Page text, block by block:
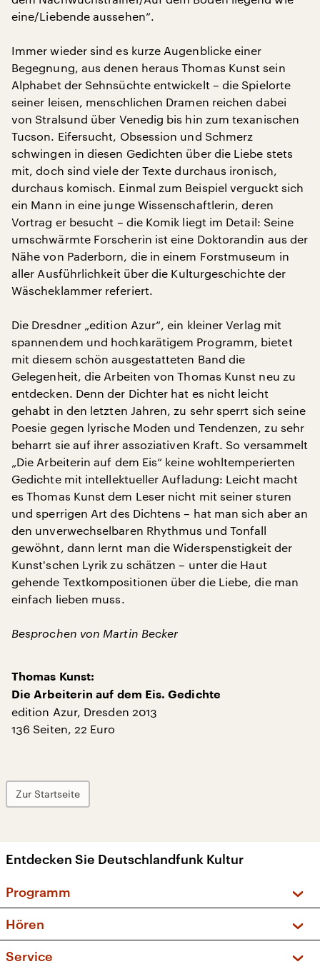
eine/Liebende aussehen“.
Immer wieder sind es kurze Augenblicke einer
Begegnung, aus denen heraus Thomas Kunst sein
Alphabet der Sehnsüchte entwickelt – die Spielorte
seiner leisen, menschlichen Dramen reichen dabei
von Stralsund über Venedig bis hin zum texanischen
Tucson. Eifersucht, Obsession und Schmerz
schwingen in diesen Gedichten über die Liebe stets
mit, doch sind viele der Texte durchaus ironisch,
durchaus komisch. Einmal zum Beispiel verguckt sich
ein Mann in eine junge Wissenschaftlerin, deren
Vortrag er besucht – die Komik liegt im Detail: Seine
umschwärmte Forscherin ist eine Doktorandin aus der
Nähe von Paderborn, die in einem Forstmuseum in
aller Ausführlichkeit über die Kulturgeschichte der
Wäscheklammer referiert.
Die Dresdner „edition Azur“, ein kleiner Verlag mit
spannendem und hochkarätigem Programm, bietet
mit diesem schön ausgestatteten Band die
Gelegenheit, die Arbeiten von Thomas Kunst neu zu
entdecken. Denn der Dichter hat es nicht leicht
gehabt in den letzten Jahren, zu sehr sperrt sich seine
Poesie gegen lyrische Moden und Tendenzen, zu sehr
beharrt sie auf ihrer assoziativen Kraft. So versammelt
„Die Arbeiterin auf dem Eis“ keine wohltemperierten
Gedichte mit intellektueller Aufladung: Leicht macht
es Thomas Kunst dem Leser nicht mit seiner sturen
und sperrigen Art des Dichtens – hat man sich aber an
den unverwechselbaren Rhythmus und Tonfall
gewöhnt, dann lernt man die Widerspenstigkeit der
Kunst'schen Lyrik zu schätzen – unter die Haut
gehende Textkompositionen über die Liebe, die man
einfach lieben muss.
Besprochen von Martin Becker
Thomas Kunst:
Die Arbeiterin auf dem Eis. Gedichte
edition Azur, Dresden 2013
136 Seiten, 22 Euro
Zur Startseite
Entdecken Sie Deutschlandfunk Kultur
Programm
Sendungen und Podcasts
Hören
Service